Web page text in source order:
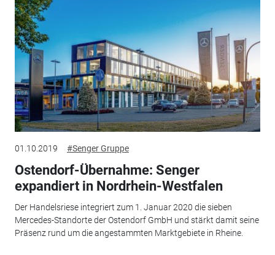
01.10.2019 #Senger Gruppe
Ostendorf-Übernahme: Senger
expandiert in Nordrhein-Westfalen
Der Handelsriese integriert zum 1. Januar 2020 die sieben
Mercedes-Standorte der Ostendorf GmbH und stärkt damit seine
Präsenz rund um die angestammten Marktgebiete in Rheine.